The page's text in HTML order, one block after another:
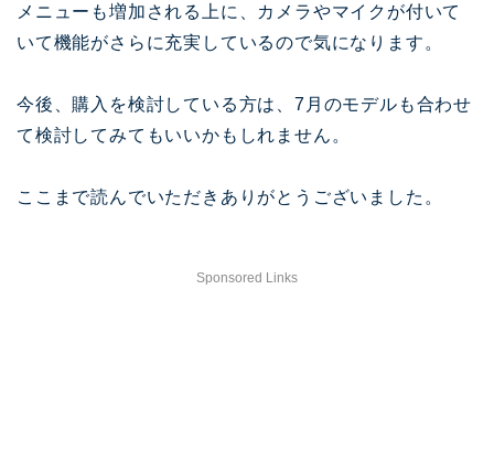
メニューも増加される上に、カメラやマイクが付いて
いて機能がさらに充実しているので気になります。
今後、購入を検討している方は、7月のモデルも合わせ
て検討してみてもいいかもしれません。
ここまで読んでいただきありがとうございました。
Sponsored Links